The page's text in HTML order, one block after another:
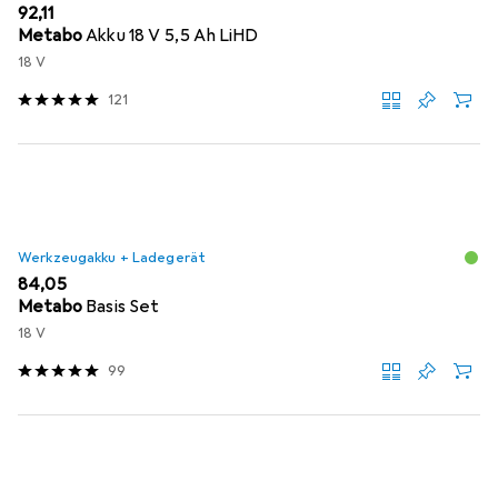
EUR
92,11
MetaboAkku 18 V 5,5 Ah LiHD
18 V
121
Werkzeugakku + Ladegerät
EUR
84,05
Metabo Basis Set
18 V
99